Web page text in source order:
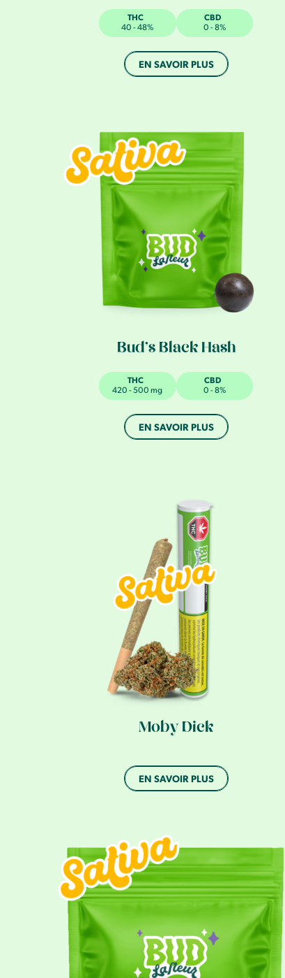
THC
40 - 48%
CBD
0 - 8%
EN SAVOIR PLUS
Bud’s Black Hash
THC
420 - 500 mg
CBD
0 - 8%
EN SAVOIR PLUS
Moby Dick
EN SAVOIR PLUS